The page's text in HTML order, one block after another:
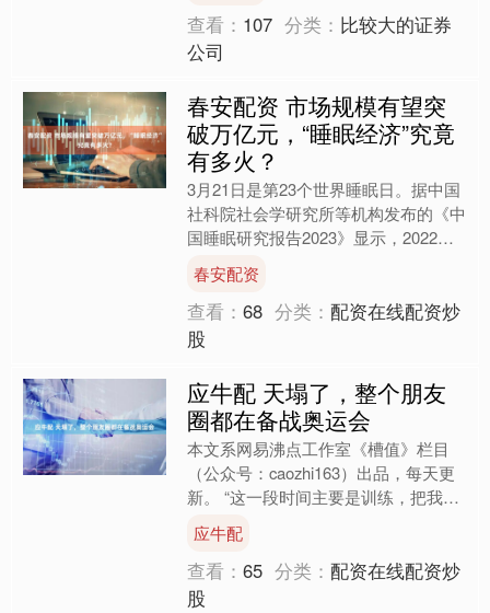
查看： 107 分类： 比较大的证券
公司
春安配资 市场规模有望突
破万亿元，“睡眠经济”究竟
有多火？
3月21日是第23个世界睡眠日。据中国
社科院社会学研究所等机构发布的《中
国睡眠研究报告2023》显示，2022年
中国人均睡眠7.4小时，近半数人每晚
平均睡眠时长....
春安配资
查看：68 分类：配资在线配资炒
股
应牛配 天塌了，整个朋友
圈都在备战奥运会
本文系网易沸点工作室《槽值》栏目
（公众号：caozhi163）出品，每天更
新。 “这一段时间主要是训练，把我的
身体恢复到最佳状态。” 曾经，关于运
动员的日程安排....
应牛配
查看：65 分类：配资在线配资炒
股